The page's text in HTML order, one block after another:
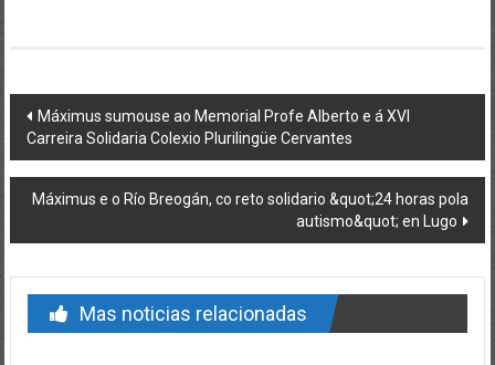
Post navigation
Máximus sumouse ao Memorial Profe Alberto e á XVI
Carreira Solidaria Colexio Plurilingüe Cervantes
Máximus e o Río Breogán, co reto solidario &quot;24 horas pola
autismo&quot; en Lugo
Mas noticias relacionadas